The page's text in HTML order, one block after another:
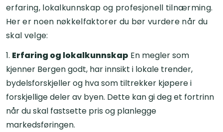
erfaring, lokalkunnskap og profesjonell tilnærming.
Her er noen nøkkelfaktorer du bør vurdere når du
skal velge:
Erfaring og lokalkunnskap En megler som
kjenner Bergen godt, har innsikt i lokale trender,
bydelsforskjeller og hva som tiltrekker kjøpere i
forskjellige deler av byen. Dette kan gi deg et fortrinn
når du skal fastsette pris og planlegge
markedsføringen.